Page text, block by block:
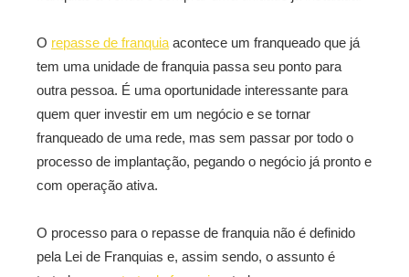
O repasse de franquia acontece um franqueado que já
tem uma unidade de franquia passa seu ponto para
outra pessoa. É uma oportunidade interessante para
quem quer investir em um negócio e se tornar
franqueado de uma rede, mas sem passar por todo o
processo de implantação, pegando o negócio já pronto e
com operação ativa.
O processo para o repasse de franquia não é definido
pela Lei de Franquias e, assim sendo, o assunto é